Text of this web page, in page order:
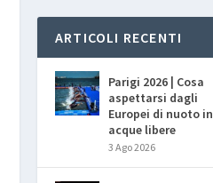
ARTICOLI RECENTI
Parigi 2026 | Cosa
aspettarsi dagli
Europei di nuoto in
acque libere
3 Ago 2026